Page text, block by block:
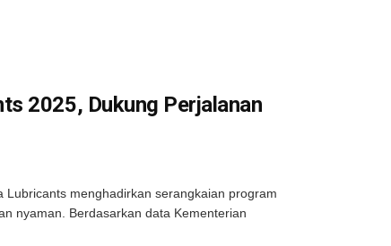
2025, Dukung Perjalanan
menghadirkan serangkaian program
nyaman. Berdasarkan data Kementerian